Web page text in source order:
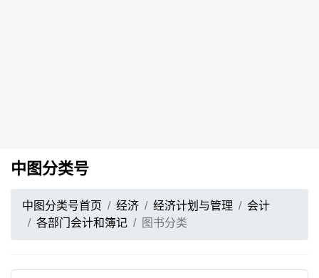
中图分类号
中图分类号首页 经济 经济计划与管理
会计
各部门会计和簿记
图书分类